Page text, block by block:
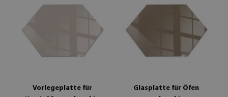
Vorlegeplatte für
Glasplatte für Öfen